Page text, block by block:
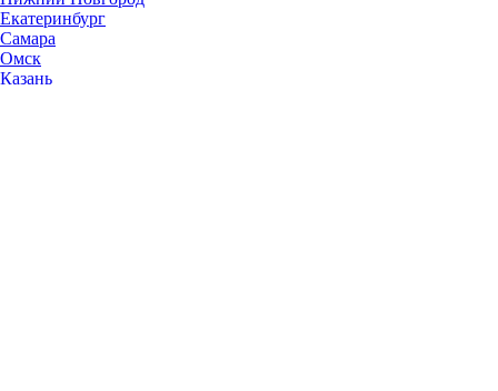
Екатеринбург
Самара
Омск
Казань